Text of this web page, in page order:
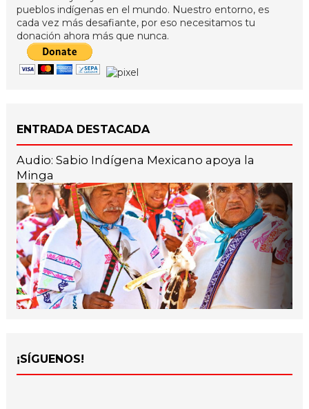
pueblos indígenas en el mundo. Nuestro entorno, es
cada vez más desafiante, por eso necesitamos tu
donación ahora más que nunca.
ENTRADA DESTACADA
Audio: Sabio Indígena Mexicano apoya la
Minga
¡SÍGUENOS!